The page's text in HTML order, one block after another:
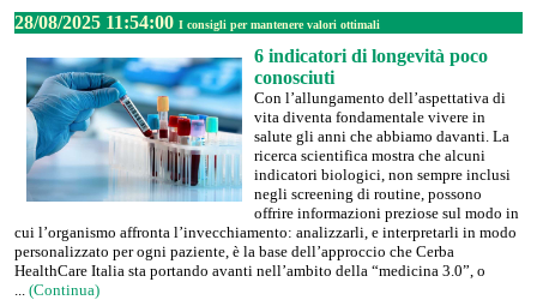
28/08/2025 11:54:00 I consigli per mantenere valori ottimali
6 indicatori di longevità poco
conosciuti
Con l’allungamento dell’aspettativa di
vita diventa fondamentale vivere in
salute gli anni che abbiamo davanti. La
ricerca scientifica mostra che alcuni
indicatori biologici, non sempre inclusi
negli screening di routine, possono
offrire informazioni preziose sul modo in
cui l’organismo affronta l’invecchiamento: analizzarli, e interpretarli in modo
personalizzato per ogni paziente, è la base dell’approccio che Cerba
HealthCare Italia sta portando avanti nell’ambito della “medicina 3.0”, o
... (Continua)